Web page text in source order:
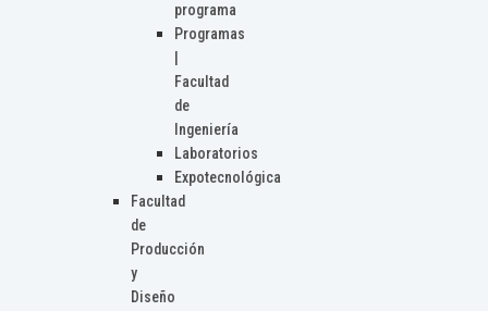
programa
Programas
Facultad
de
Ingeniería
Laboratorios
Expotecnológica
Facultad
de
Producción
y
Diseño